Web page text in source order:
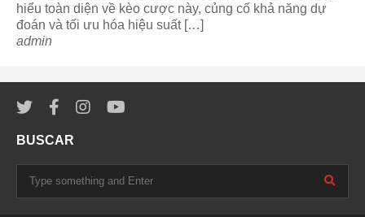
hiểu toàn diện về kèo cược này, củng cố khả năng dự
đoán và tối ưu hóa hiệu suất […]
admin
BUSCAR